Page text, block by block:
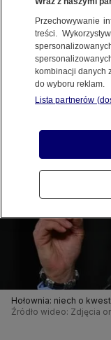
Gabriela
7.05.2025, 11:40
Udostępnij
Hołownia: niech o
Źródło wideo: Zdjęcia
Przechowywanie
treści.
kombinacji danych
do wyboru reklam.
Lista partnerów